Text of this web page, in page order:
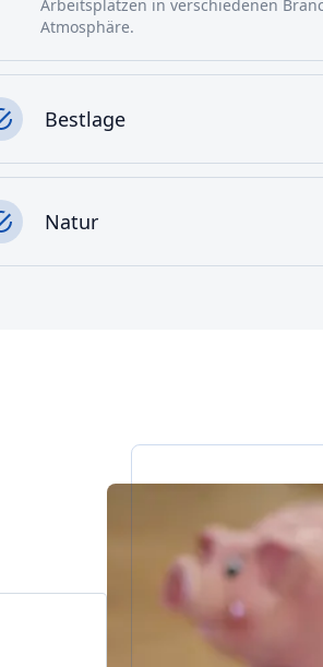
Arbeitsplätzen in verschiedenen
Atmosphäre.
Bestlage
Natur